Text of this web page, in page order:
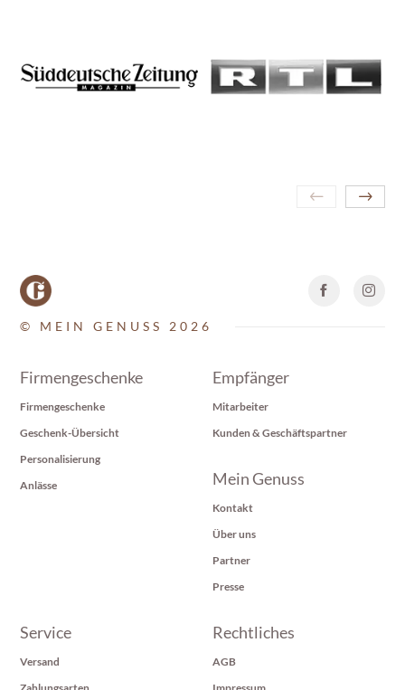
© MEIN GENUSS 2026
Firmengeschenke
Firmengeschenke
Geschenk-Übersicht
Personalisierung
Anlässe
Empfänger
Mitarbeiter
Kunden & Geschäftspartner
Mein Genuss
Kontakt
Über uns
Partner
Presse
Service
Versand
Rechtliches
AGB